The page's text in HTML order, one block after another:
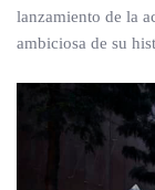
lanzamiento de la
ambiciosa de su